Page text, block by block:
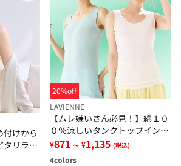
付けから
タリラッ
売）
20%off
LAVIENNE
【ムレ嫌いさん必見！】綿１０
０％涼しいタンクトップインナ
ー＜さらりラボ＞
¥871 ～ ¥1,135 (税込)
4colors